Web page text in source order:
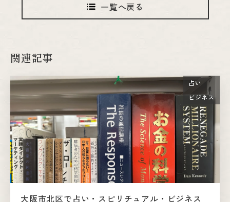
一覧へ戻る
関連記事
占い
ビジネス
大阪市北区で占い・スピリチュアル・ビジネス